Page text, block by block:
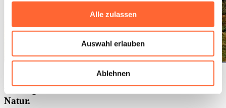
Alle zulassen
Auswahl erlauben
Ablehnen
Chéticamp, das am malerischen Cabot-Trail liegt,
vereinigt die akadische Kultur mit der malerischen
Natur.